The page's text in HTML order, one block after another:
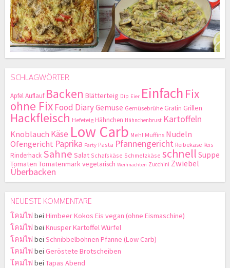
SCHLAGWÖRTER
ApfelAuflauf Backen Blätterteig Dip Eier Einfach Fix
ohne FixFood DiaryGemüse Gemüsebrühe Gratin Grillen
Hackfleisch Hefeteig Hähnchen Hähnchenbrust Kartoffeln
Knoblauch Käse Low Carb Mehl Muffins Nudeln
Ofengericht Paprika Party Pasta Pfannengericht Reibekäse Reis
Rinderhack Sahne Salat Schafskäse Schmelzkäse schnell Suppe
Tomaten Tomatenmarkvegetarisch Weihnachten Zucchini Zwiebel
Überbacken
NEUESTE KOMMENTARE
โคมไฟ bei Himbeer Kokos Eis vegan (ohne Eismaschine)
โคมไฟ bei Knusper Kartoffel Würfel
โคมไฟ bei Schnibbelbohnen Pfanne (Low Carb)
โคมไฟ bei Geröstete Brotscheiben
โคมไฟ bei Tapas Abend